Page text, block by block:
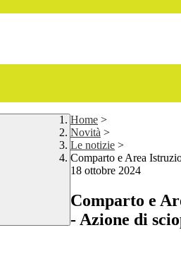
Home >
Novità >
Le notizie >
Comparto e Area
18 ottobre 2024
Comparto e
- Azione di